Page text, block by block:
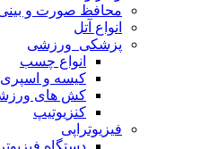
محافظ صورت و
انواع آتل
پزشکی_ورزشی
انواع چسب
کیسه و
کش های
کنزیوتیپ
فیزیوتراپی
دستگاه